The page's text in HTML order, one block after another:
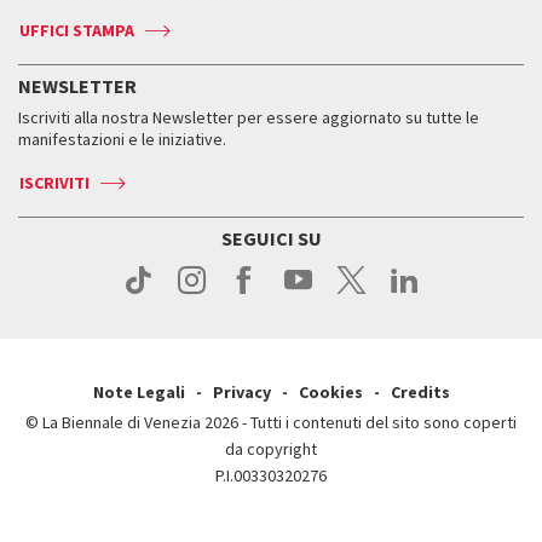
Press
Accrediti
Come raggiungerci
Accrediti
Come raggiungerci
Contatti
Press
Press
Edizioni passate
Orari e sedi
Biglietti
Servizi al pubblico
Come raggiungerci
Contatti
ASAC DATI
Storia
Orari e sedi
UFFICI STAMPA
NEWSLETTER
Iscriviti alla nostra Newsletter per essere aggiornato su tutte le
manifestazioni e le iniziative.
ISCRIVITI
SEGUICI SU
Note Legali Privacy Cookies
Credits
© La Biennale di Venezia 2026 - Tutti i contenuti del sito sono coperti
da copyright
P.I.00330320276